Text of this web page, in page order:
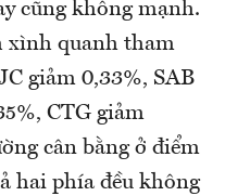
cũng không mạnh.
xình quanh tham
giảm 0,33%, SAB
CTG giảm
cân bằng ở điểm
hai phía đều không